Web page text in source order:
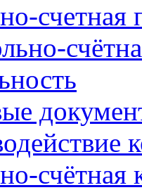
счетная
счётная